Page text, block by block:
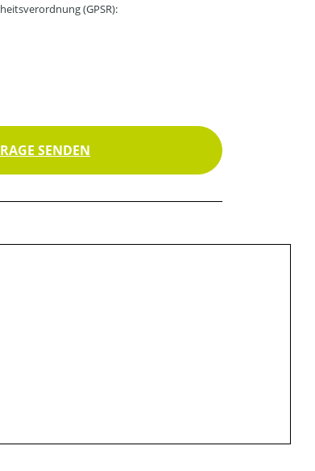
(GPSR):
SENDEN